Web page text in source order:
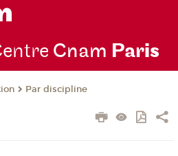
Cnam Paris
Par discipline